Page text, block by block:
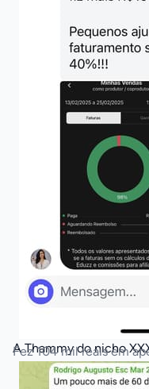
A Thammy do nicho
Fez 104 mil reais em